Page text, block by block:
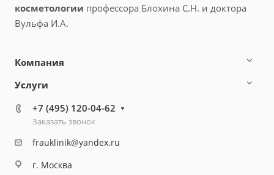
косметологии профессора Блохина С.Н. и доктора
Вульфа И.А.
Компания
Услуги
+7 (495) 120-04-62
Заказать звонок
frauklinik@yandex.ru
г. Москва